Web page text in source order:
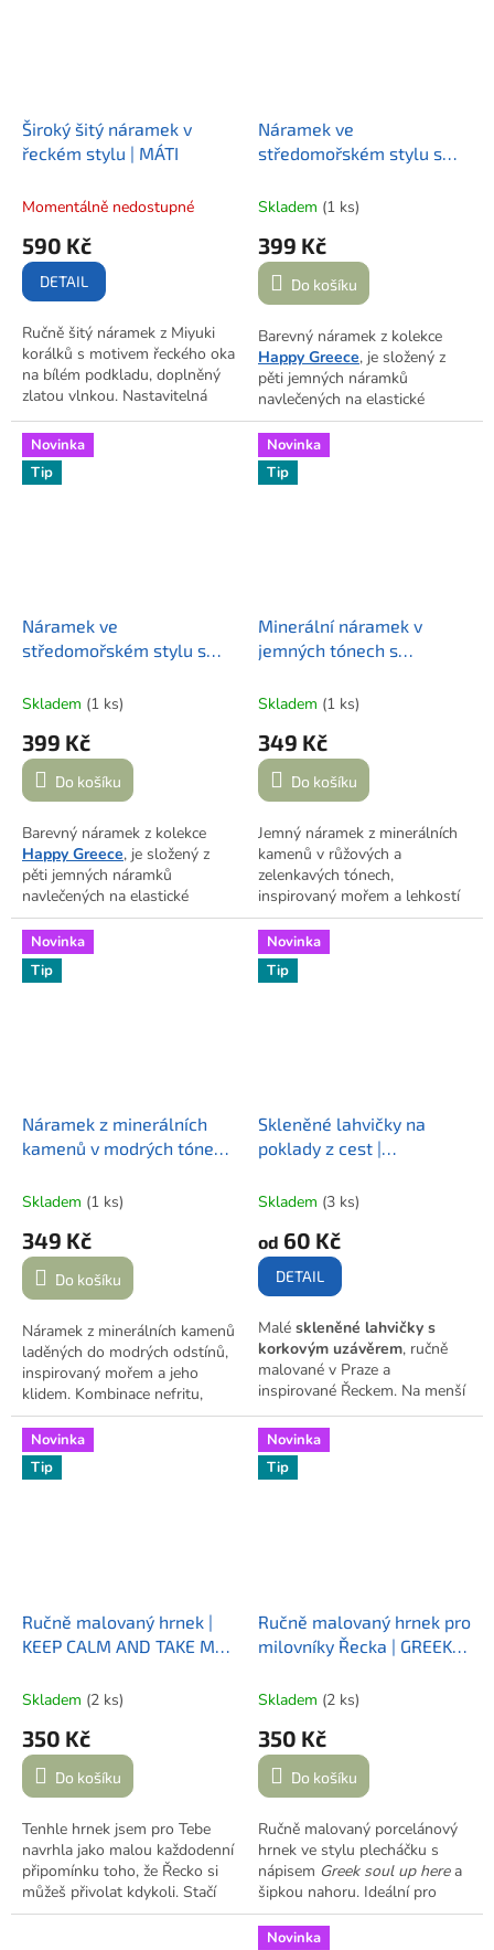
Široký šitý náramek v
řeckém stylu | MÁTI
Momentálně nedostupné
590 Kč
DETAIL
Ručně šitý náramek z Miyuki
korálků s motivem řeckého oka
na bílém podkladu, doplněný
zlatou vlnkou. Nastavitelná
délka, zapínání na karabinku a
přívěsek s logem značky.
Vyrobeno v Praze, inspirováno
Řeckem.
Náramek ve
středomořském stylu s
GREECE III.
Skladem (1 ks)
399 Kč
Do košíku
Barevný náramek z kolekce
Happy Greece, je složený z
pěti jemných náramků
navlečených na elastické
gumičce. Mix korálků Preciosa
a TOHO doplňuje
ostrova Korfu a drobný
přívěsek s logem
Novinka
Tip
Náramek ve
středomořském stylu s
GREECE II.
Skladem (1 ks)
399 Kč
Do košíku
Barevný náramek z kolekce
Happy Greece, je složený z
pěti jemných náramků
navlečených na elastické
gumičce. Mix korálků Preciosa
a TOHO doplňuje
ostrova Korfu a drobný
přívěsek s logem
Novinka
Tip
Minerální náramek v
jemných tónech s
MOŘSKÁ NĚHA
Skladem (1 ks)
349 Kč
Do košíku
Jemný náramek z minerálních
kamenů v růžových a
zelenkavých tónech,
inspirovaný mořem a lehkostí
léta. Doplněný kulatým
přívěskem s mořskou hvězdou
a korálkem s logem
crazy.about.greece.in.prague
Novinka
Tip
Náramek z minerálních
kamenů v modrých tónech
Skladem (1 ks)
349 Kč
Do košíku
Náramek z minerálních kamenů
laděných do modrých odstínů,
inspirovaný mořem a jeho
klidem. Kombinace nefritu,
amazonitu, howlitu a dalších
kamenů doplňuje přívěsek ve
tvaru velrybího ocasu a korálek
s logem
Novinka
Tip
Skleněné lahvičky na
poklady z cest |
Skladem (3 ks)
od 60 Kč
DETAIL
Malé skleněné lahvičky s
korkovým uzávěrem, ručně
malované v Praze a
inspirované Řeckem. Na menší
variantě (cca 5 cm) je
namalované řecké oko, větší
(cca 6 cm) má navíc nápis
GREECE
Novinka
Tip
Ručně malovaný hrnek |
KEEP CALM AND TAKE ME
Skladem (2 ks)
350 Kč
Do košíku
Tenhle hrnek jsem pro Tebe
navrhla jako malou každodenní
připomínku toho, že Řecko si
můžeš přivolat kdykoli. Stačí
chvíle klidu, oblíbený nápoj a
Novinka
Tip
Ručně malovaný hrnek pro
milovníky Řecka | GREEK
Skladem (2 ks)
350 Kč
Do košíku
Ručně malovaný porcelánový
hrnek ve stylu plecháčku s
nápisem Greek soul up herea
šipkou nahoru. Ideální pro
všechny, kdo mají řeckou duši
všude s sebou – i u ranní kávy.
Novinka